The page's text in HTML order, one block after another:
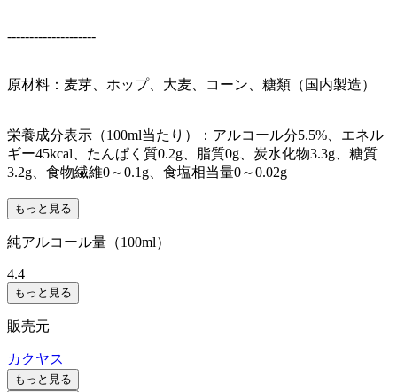
--------------------
原材料：麦芽、ホップ、大麦、コーン、糖類（国内製造）
栄養成分表示（100ml当たり）：アルコール分5.5%、エネル
ギー45kcal、たんぱく質0.2g、脂質0g、炭水化物3.3g、糖質
3.2g、食物繊維0～0.1g、食塩相当量0～0.02g
もっと見る
純アルコール量（100ml）
4.4
もっと見る
販売元
カクヤス
もっと見る